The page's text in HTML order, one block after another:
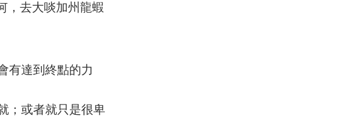
，去大啖加州龍蝦
達到終點的力
；或者就只是很卑